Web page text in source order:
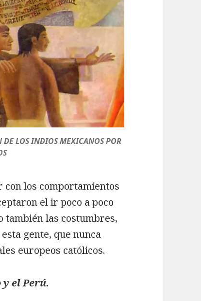
LOS INDIOS MEXICANOS POR
con los comportamientos
el ir poco a poco
también las costumbres,
gente, que nunca
europeos católicos.
el Perú.